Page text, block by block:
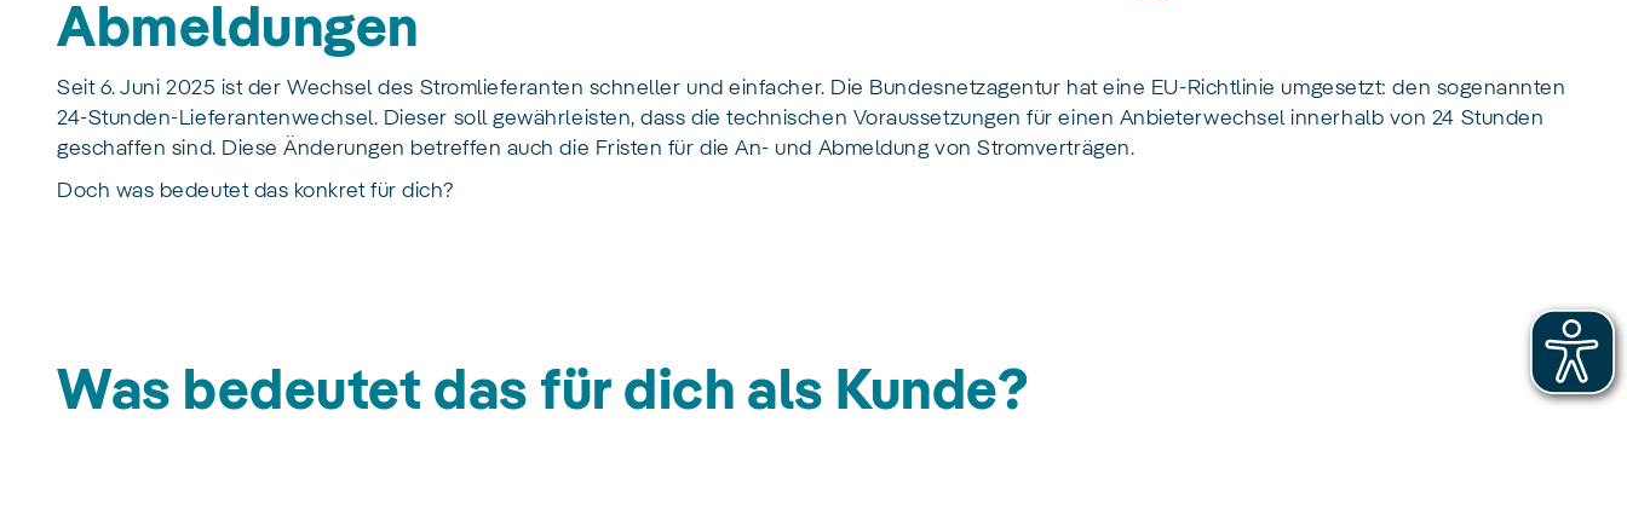
Abmeldungen
Seit 6. Juni 2025 ist der Wechsel des Stromlieferanten schneller und einfacher. Die Bundesnetzagentur hat eine EU-Richtlinie umgesetzt: den sogenannten
24-Stunden-Lieferantenwechsel. Dieser soll gewährleisten, dass die technischen Voraussetzungen für einen Anbieterwechsel innerhalb von 24 Stunden
geschaffen sind. Diese Änderungen betreffen auch die Fristen für die An- und Abmeldung von Stromverträgen.
Doch was bedeutet das konkret für dich?
Was bedeutet das für dich als Kunde?